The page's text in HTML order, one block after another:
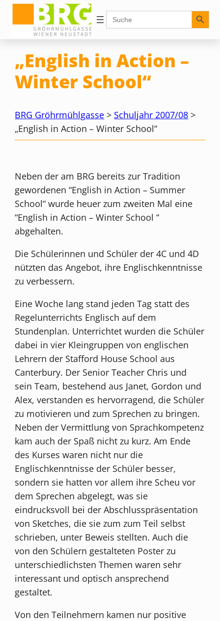
Inhalt
springen
Search
for:
Search Button
„English in Action –
Winter School“
BRG Gröhrmühlgasse > Schuljahr 2007/08 >
„English in Action – Winter School“
Neben der am BRG bereits zur Tradition
gewordenen “English in Action – Summer
School“ wurde heuer zum zweiten Mal eine
“English in Action – Winter School “
abgehalten.
Die Schülerinnen und Schüler der 4C und 4D
nützten das Angebot, ihre Englischkenntnisse
zu verbessern.
Eine Woche lang stand jeden Tag statt des
Regelunterrichts Englisch auf dem
Stundenplan. Unterrichtet wurden die Schüler
dabei in vier Kleingruppen von englischen
Lehrern der Stafford House School aus
Canterbury. Der Senior Teacher Chris und
sein Team, bestehend aus Janet, Gordon und
Alex, verstanden es hervorragend, die Schüler
zu motivieren und zum Sprechen zu bringen.
Neben der Vermittlung von Sprachkompetenz
kam auch der Spaß nicht zu kurz. Am Ende
des Kurses waren nicht nur die
Englischkenntnisse der Schüler besser,
sondern sie hatten vor allem ihre Scheu vor
dem Sprechen abgelegt, was sie
eindrucksvoll bei der Abschlusspräsentation
von Sketches, die sie zum zum Teil selbst
schrieben, unter Beweis stellten. Auch die
von den Schülern gestalteten Poster zu
unterschiedlichsten Themen waren sehr
interessant und optisch ansprechend
gestaltet.
Von den Teilnehmern kamen nur positive